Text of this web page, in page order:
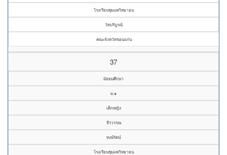
โรงเรียนชุมแพวิทยายน
วัดบริบูรณ์
คณะจังหวัดขอนแก่น
37
มัธยมศึกษา
ม.๑
เด็กหญิง
จีรวรรณ
หงษ์รัตน์
โรงเรียนชุมแพวิทยายน